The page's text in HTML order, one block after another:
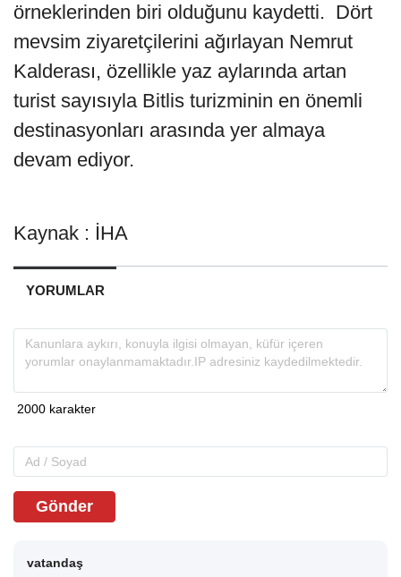
örneklerinden biri olduğunu kaydetti. Dört
mevsim ziyaretçilerini ağırlayan Nemrut
Kalderası, özellikle yaz aylarında artan
turist sayısıyla Bitlis turizminin en önemli
destinasyonları arasında yer almaya
devam ediyor.
Kaynak : İHA
YORUMLAR
Gönder
vatandaş